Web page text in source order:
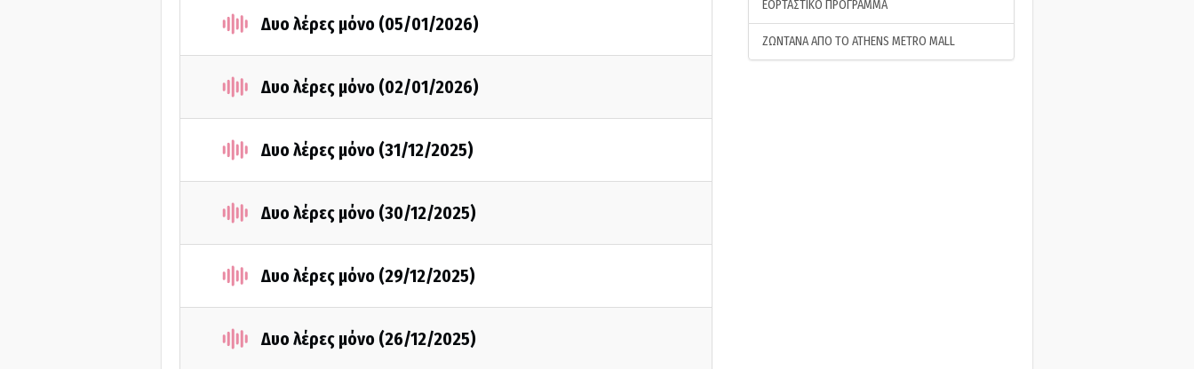
Δυο λέρες μόνο (05/01/2026)
Δυο λέρες μόνο (02/01/2026)
Δυο λέρες μόνο (31/12/2025)
Δυο λέρες μόνο (30/12/2025)
Δυο λέρες μόνο (29/12/2025)
Δυο λέρες μόνο (26/12/2025)
ΕΟΡΤΑΣΤΙΚΟ ΠΡΟΓΡΑΜΜΑ
ΖΩΝΤΑΝΑ ΑΠΟ ΤΟ ATHENS METRO MALL